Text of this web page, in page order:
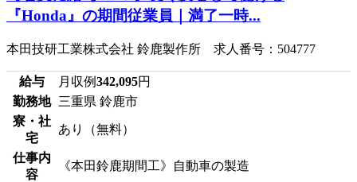
『Honda』の期間従業員｜満了一時...
本田技研工業株式会社 鈴鹿製作所 求人番号：504777
給与 月収例342,095円
勤務地 三重県 鈴鹿市
寮・社
宅
あり（無料）
仕事内
容
《本田鈴鹿期間工》自動車の製造